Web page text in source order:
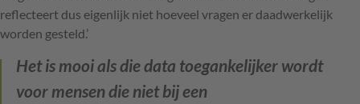
reflecteert dus eigenlijk niet hoeveel vragen er daadwerkelijk
worden gesteld.’
Het is mooi als die data toegankelijker wordt
voor mensen die niet bij een